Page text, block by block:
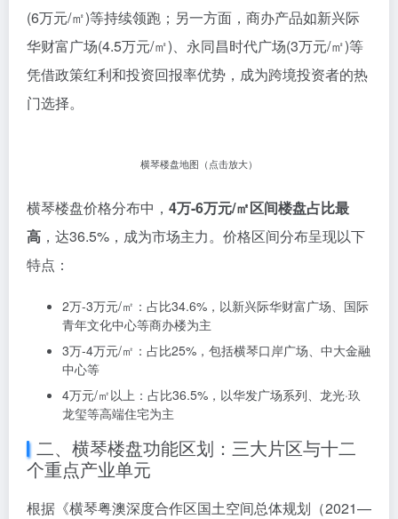
(6万元/㎡)等持续领跑；另一方面，商办产品如新兴际
华财富广场(4.5万元/㎡)、永同昌时代广场(3万元/㎡)等
凭借政策红利和投资回报率优势，成为跨境投资者的热
门选择。
横琴楼盘地图（点击放大）
高，达36.5%，成为市场主力。价格区间分布呈现以下